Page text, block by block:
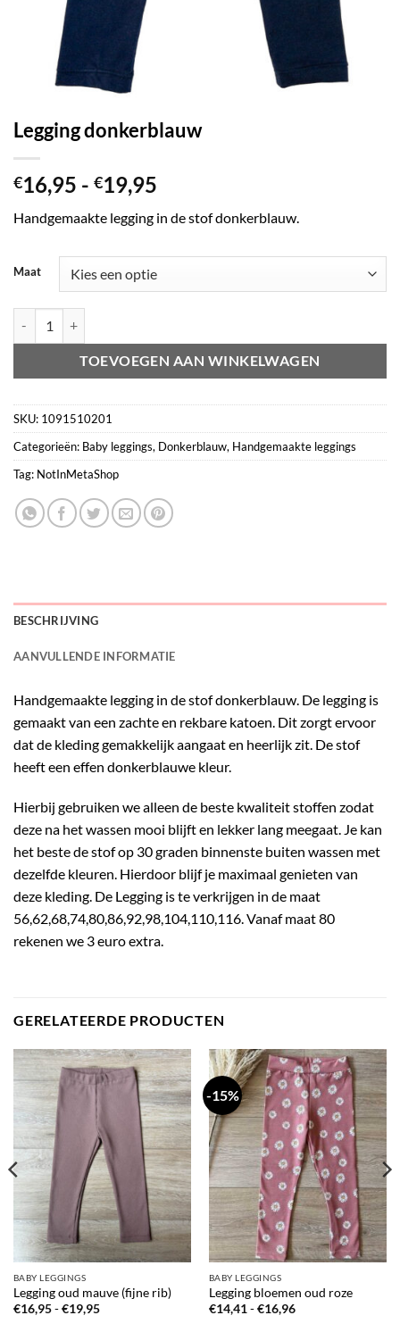
Legging donkerblauw
€16,95 - €19,95
tot
Handgemaakte legging in de stof donkerblauw.
Maat
TOEVOEGEN AAN WINKELWAGEN
SKU: 1091510201
Categorieën: Baby leggings, Donkerblauw, Handgemaakte leggings
Tag: NotInMetaShop
BESCHRIJVING
AANVULLENDE INFORMATIE
Handgemaakte legging in de stof donkerblauw. De legging is
gemaakt van een zachte en rekbare katoen. Dit zorgt ervoor
dat de kleding gemakkelijk aangaat en heerlijk zit. De stof
heeft een effen donkerblauwe kleur.
Hierbij gebruiken we alleen de beste kwaliteit stoffen zodat
deze na het wassen mooi blijft en lekker lang meegaat. Je kan
het beste de stof op 30 graden binnenste buiten wassen met
dezelfde kleuren. Hierdoor blijf je maximaal genieten van
deze kleding. De Legging is te verkrijgen in de maat
56,62,68,74,80,86,92,98,104,110,116. Vanaf maat 80
rekenen we 3 euro extra.
GERELATEERDE PRODUCTEN
BABY LEGGINGS
Legging oud mauve (fijne rib)
€16,95 - €19,95Prijsklasse:
-15%
BABY LEGGINGS
Legging bloemen oud roze
€14,41 - €16,96Prijsklasse: